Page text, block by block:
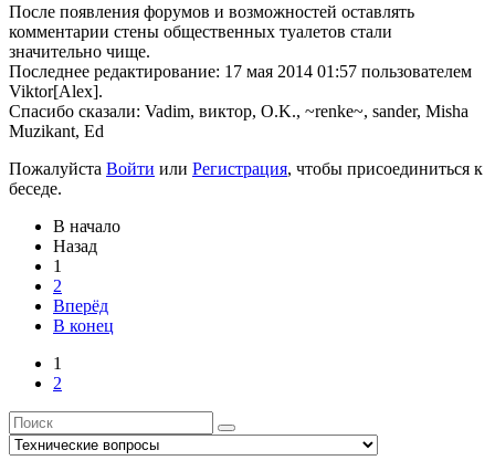
После появления форумов и возможностей оставлять
комментарии стены общественных туалетов стали
значительно чище.
Последнее редактирование: 17 мая 2014 01:57 пользователем
Viktor[Alex].
Спасибо сказали: Vadim, виктор, O.K., ~renke~, sander, Misha
Muzikant, Ed
Пожалуйста Войти или Регистрация, чтобы присоединиться к
беседе.
В начало
Назад
1
2
Вперёд
В конец
1
2